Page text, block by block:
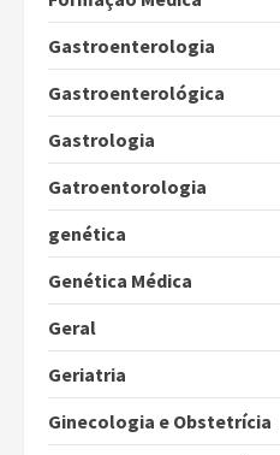
Gastroenterologia
Gastroenterológica
Gastrologia
Gatroentorologia
genética
Genética Médica
Geral
Geriatria
Ginecologia e Obstetrícia